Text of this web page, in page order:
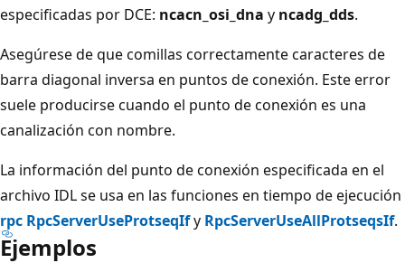
especificadas por DCE: ncacn_osi_dna y ncadg_dds.
Asegúrese de que comillas correctamente caracteres de
barra diagonal inversa en puntos de conexión. Este error
suele producirse cuando el punto de conexión es una
canalización con nombre.
La información del punto de conexión especificada en el
archivo IDL se usa en las funciones en tiempo de ejecución
rpc RpcServerUseProtseqIfy RpcServerUseAllProtseqsIf.
Ejemplos